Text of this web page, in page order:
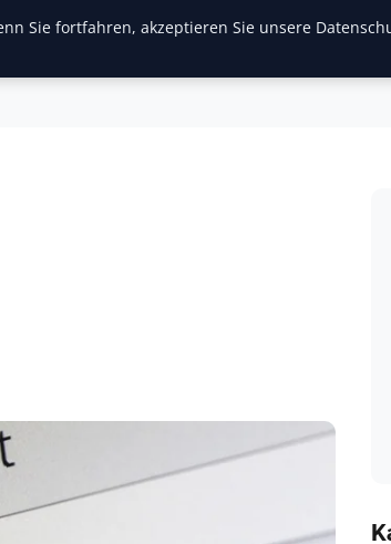
Frauen / Mode
Sie fortfahren, akzeptieren Sie unsere